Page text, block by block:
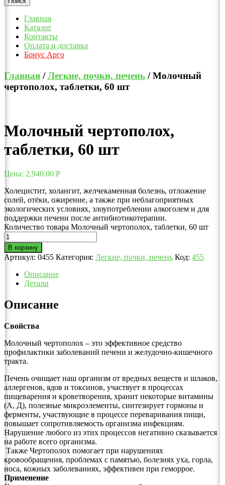
Главная
Каталог
Контакты
Оплата и доставка
Бонус Арго
Главная /Легкие, почки, печень / Молочный
чертополох, таблетки, 60 шт
Молочный чертополох,
таблетки, 60 шт
Цена: 2,940.00 Р
Холецистит, холангит, желчекаменная болезнь, отложение
солей, отёки, ожирение, а также при неблагоприятных
экологических условиях, злоупотреблении алкоголем и для
поддержки печени после антибиотикотерапии.
Количество товара Молочный чертополох, таблетки, 60 шт
В корзину
Артикул: 0455 Категория: Легкие, почки, печень Код: 455
Описание
Детали
Описание
Свойства
Молочный чертополох – это эффективное средство
профилактики заболеваний печени и желудочно-кишечного
тракта.
Печень очищает наш организм от вредных веществ и шлаков,
аллергенов, ядов и токсинов, участвует в процессах
пищеварения и кроветворения, хранит некоторые витамины
(А, Д), полезные микроэлементы, синтезирует гормоны и
ферменты, участвующие в процессе переваривания пищи,
повышает сопротивляемость организма инфекциям.
Нарушение любого из этих процессов негативно сказывается
на работе всего организма.
Также Чертополох помогает при нарушениях
кровообращения, проблемах с памятью, болезнях уха, горла,
носа, кожных заболеваниях, эффективен при геморрое.
Применение